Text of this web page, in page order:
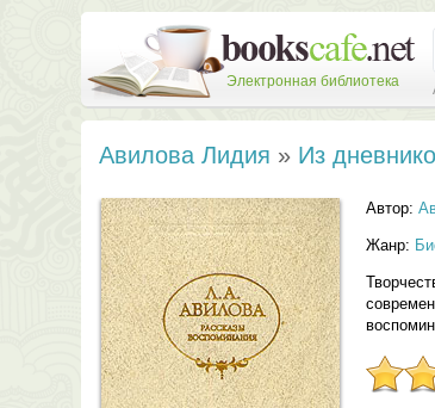
Электронная библиотека
Авилова Лидия » Из
Автор:
Жанр: